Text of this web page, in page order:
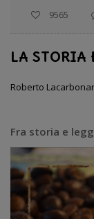
9565
LA STORIA
Roberto
Fra storia e